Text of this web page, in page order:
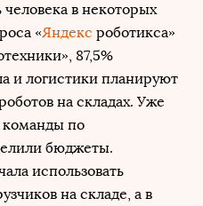
в некоторых
«Яндекс роботикса»
87,5%
и логистики планируют
на складах. Уже
команды по
бюджеты.
использовать
на складе, а в